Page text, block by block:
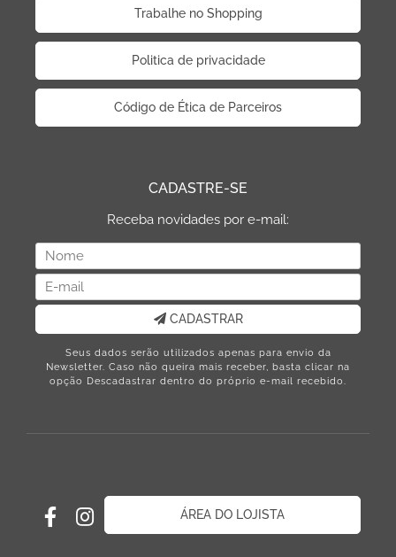
Trabalhe no Shopping
Politica de privacidade
Código de Ética de Parceiros
CADASTRE-SE
Receba novidades por e-mail:
CADASTRAR
Seus dados serão utilizados apenas para envio da
Newsletter. Caso não queira mais receber, basta clicar na
opção Descadastrar dentro do próprio e-mail recebido.
ÁREA DO LOJISTA